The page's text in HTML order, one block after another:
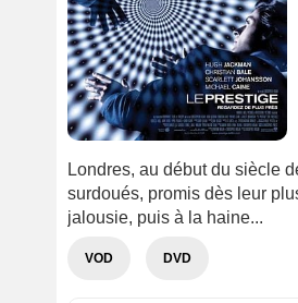
Londres, au début du siècle
surdoués, promis dès leur
jalousie, puis à la haine...
VOD DVD